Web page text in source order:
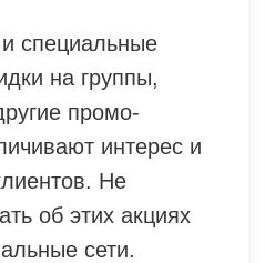
специальные
на группы,
промо-
интерес и
Не
об этих акциях
сети.